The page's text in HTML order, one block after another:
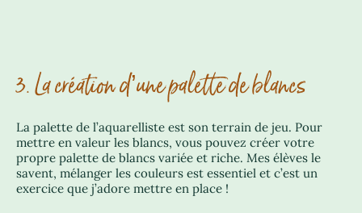
3. La création d’une palette de blancs
La palette de l’aquarelliste est son terrain de jeu. Pour
mettre en valeur les blancs, vous pouvez créer votre
propre palette de blancs variée et riche. Mes élèves le
savent, mélanger les couleurs est essentiel et c’est un
exercice que j’adore mettre en place !